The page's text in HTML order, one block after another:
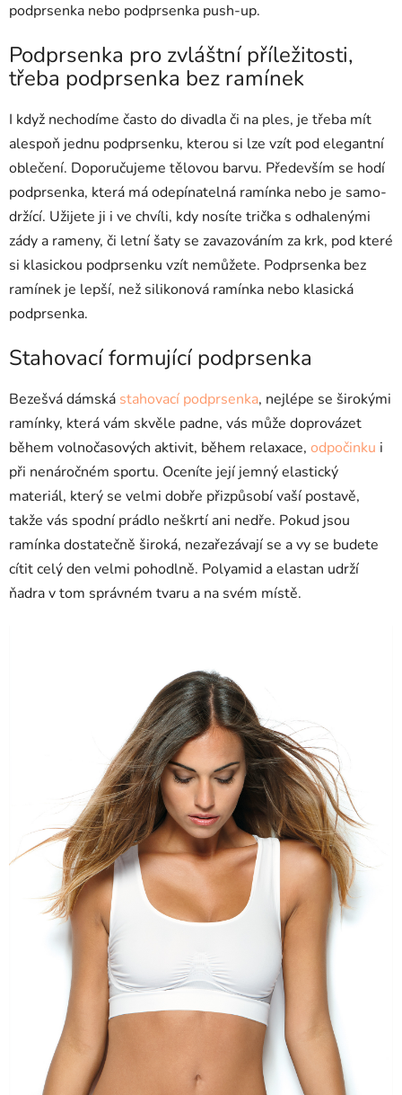
podprsenka nebo podprsenka push-up.
Podprsenka pro zvláštní příležitosti,
třeba podprsenka bez ramínek
I když nechodíme často do divadla či na ples, je třeba mít
alespoň jednu podprsenku, kterou si lze vzít pod elegantní
oblečení. Doporučujeme tělovou barvu. Především se hodí
podprsenka, která má odepínatelná ramínka nebo je samo-
držící. Užijete ji i ve chvíli, kdy nosíte trička s odhalenými
zády a rameny, či letní šaty se zavazováním za krk, pod které
si klasickou podprsenku vzít nemůžete. Podprsenka bez
ramínek je lepší, než silikonová ramínka nebo klasická
podprsenka.
Stahovací formující podprsenka
Bezešvá dámská stahovací podprsenka, nejlépe se širokými
ramínky, která vám skvěle padne, vás může doprovázet
během volnočasových aktivit, během relaxace, odpočinku i
při nenáročném sportu. Oceníte její jemný elastický
materiál, který se velmi dobře přizpůsobí vaší postavě,
takže vás spodní prádlo neškrtí ani nedře. Pokud jsou
ramínka dostatečně široká, nezařezávají se a vy se budete
cítit celý den velmi pohodlně. Polyamid a elastan udrží
ňadra v tom správném tvaru a na svém místě.